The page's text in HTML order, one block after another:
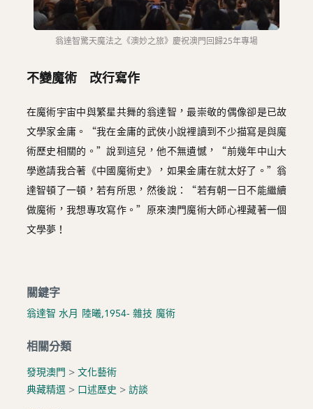
翁達智驚天魔法之《澳妙之旅》慶祝澳門回歸25年專場
不變魔術 改行寫作
在魔術宇宙中與繁星共舞的翁達智，最崇敬的偶像卻是已故
文學家金庸。“我在金庸的武俠小說裡讀到不少描寫是與魔
術歷史相關的。”說到這兒，他不無遺憾，“前幾年中山大
學邀請我合著《中國魔術史》，如果金庸在就太好了。”翁
達智頓了一頓，若有所思，然後說：“若有朝一日不能繼續
做魔術，我想專攻寫作。”原來澳門魔術大師心裡藏著一個
文學夢！
關鍵字
翁達智 水月 陸曦,1954- 雜技 魔術
相關分類
發現澳門 > 文化藝術
典藏精選> 口述歷史 > 訪談